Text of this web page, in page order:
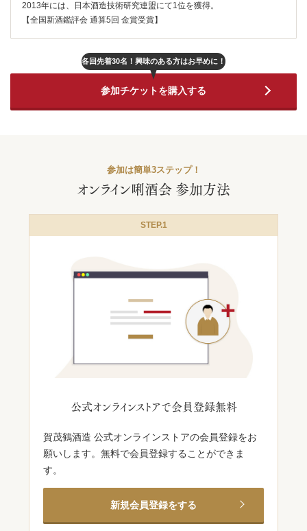
2013年には、日本酒造技術研究連盟にて1位を獲得。
【全国新酒鑑評会 通算5回 金賞受賞】
参加チケットを購入する
各回先着30名！興味のある方はお早めに！
参加は簡単3ステップ！
オンライン唎酒会 参加方法
STEP.1
公式オンラインストアで会員登録無料
賀茂鶴酒造 公式オンラインストアの会員登録をお
願いします。無料で会員登録することができま
す。
新規会員登録をする